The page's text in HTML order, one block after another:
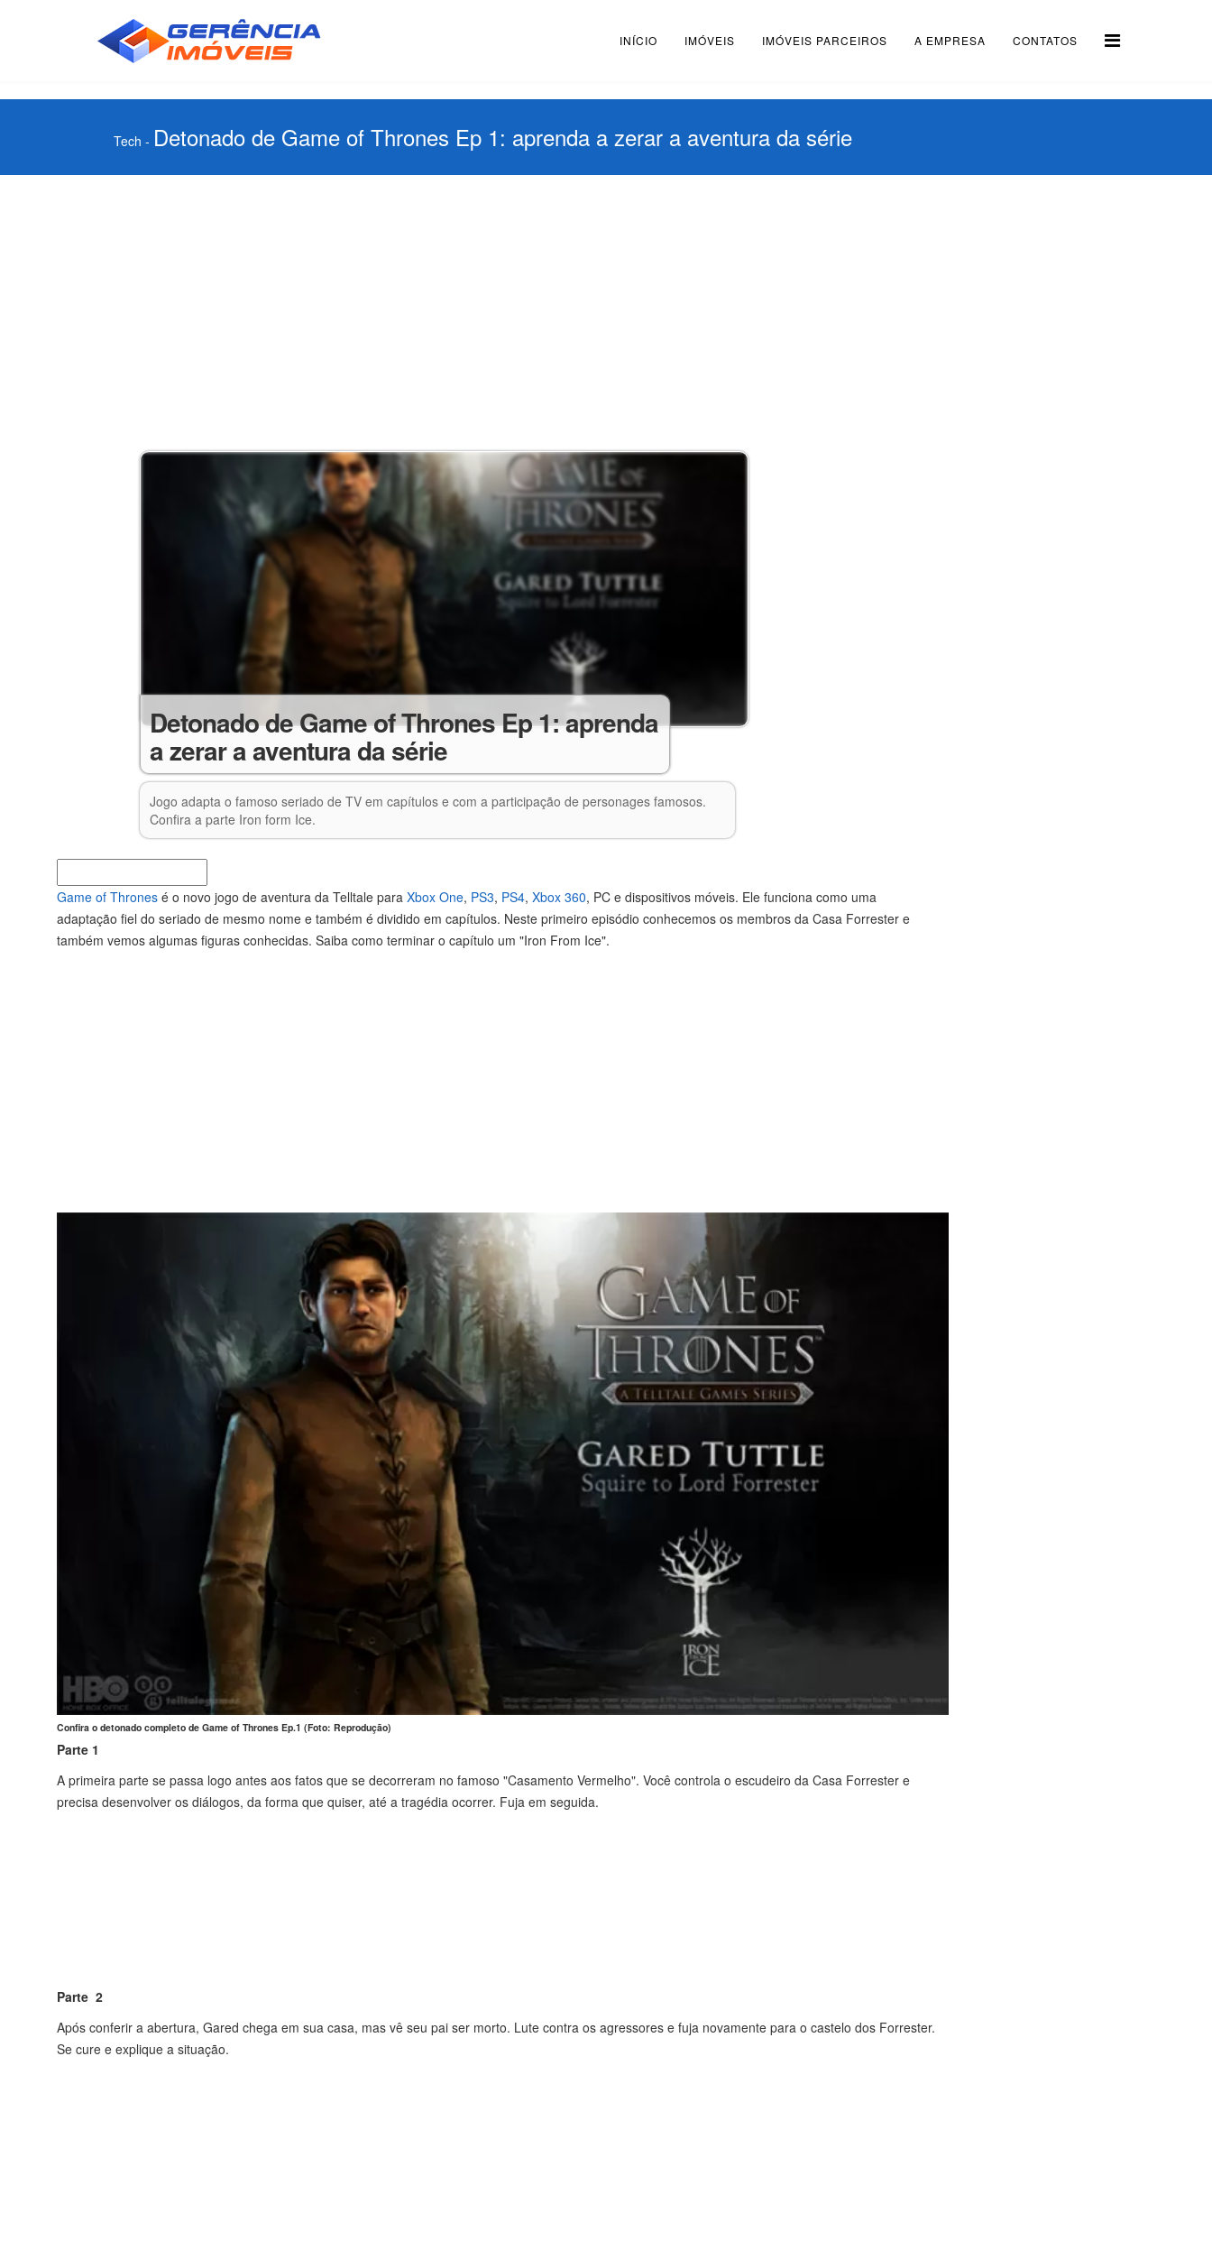
INÍCIO IMÓVEIS IMÓVEIS PARCEIROS A EMPRESA CONTATOS
Tech - Detonado de Game of Thrones Ep 1: aprenda a zerar a aventura da série
Detonado de Game of Thrones Ep 1: aprenda
a zerar a aventura da série
Jogo adapta o famoso seriado de TV em capítulos e com a participação de personages famosos.
Confira a parte Iron form Ice.
Game of Thronesé o novo jogo de aventura da Telltale para Xbox One, PS3, PS4, Xbox 360, PC e dispositivos móveis. Ele funciona como uma
adaptação fiel do seriado de mesmo nome e também é dividido em capítulos. Neste primeiro episódio conhecemos os membros da Casa Forrester e
também vemos algumas figuras conhecidas. Saiba como terminar o capítulo um "Iron From Ice".
Confira o detonado completo de Game of Thrones Ep.1 (Foto: Reprodução)
Parte 1
A primeira parte se passa logo antes aos fatos que se decorreram no famoso "Casamento Vermelho". Você controla o escudeiro da Casa Forrester e
precisa desenvolver os diálogos, da forma que quiser, até a tragédia ocorrer. Fuja em seguida.
Parte 2
Após conferir a abertura, Gared chega em sua casa, mas vê seu pai ser morto. Lute contra os agressores e fuja novamente para o castelo dos Forrester.
Se cure e explique a situação.